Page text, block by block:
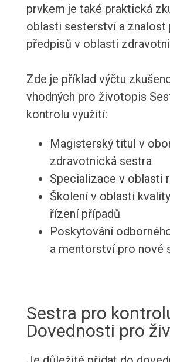
prvkem je také praktická
oblasti sesterství a znalost
předpisů v oblasti
Zde je příklad výčtu
vhodných pro životopis
kontrolu využití:
Magisterský titul v
zdravotnická sestra
Specializace v oblasti
Školení v oblasti
řízení případů
Poskytování
a mentorství pro nové
Sestra pro
Dovednosti pro